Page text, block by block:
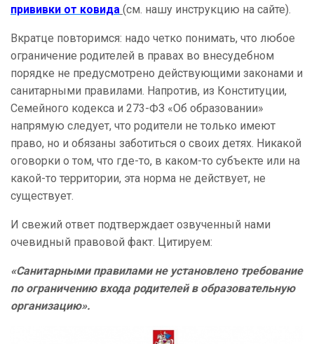
прививки от ковида (см. нашу инструкцию на сайте).
Вкратце повторимся: надо четко понимать, что любое
ограничение родителей в правах во внесудебном
порядке не предусмотрено действующими законами и
санитарными правилами. Напротив, из Конституции,
Семейного кодекса и 273-ФЗ «Об образовании»
напрямую следует, что родители не только имеют
право, но и обязаны заботиться о своих детях. Никакой
оговорки о том, что где-то, в каком-то субъекте или на
какой-то территории, эта норма не действует, не
существует.
И свежий ответ подтверждает озвученный нами
очевидный правовой факт. Цитируем:
«Санитарными правилами не установлено требование
по ограничению входа родителей в образовательную
организацию».